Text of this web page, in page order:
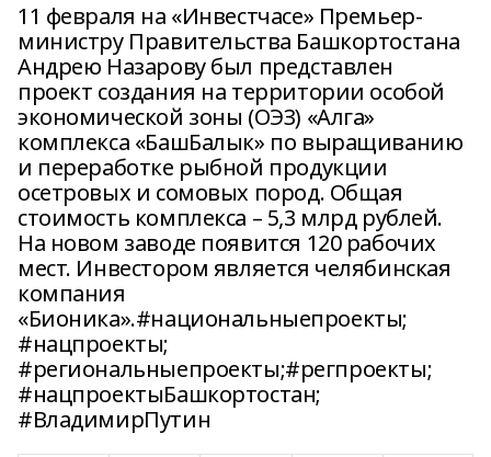
11 февраля на «Инвестчасе» Премьер-
министру Правительства Башкортостана
Андрею Назарову был представлен
проект создания на территории особой
экономической зоны (ОЭЗ) «Алга»
комплекса «БашБалык» по выращиванию
и переработке рыбной продукции
осетровых и сомовых пород. Общая
стоимость комплекса – 5,3 млрд рублей.
На новом заводе появится 120 рабочих
мест. Инвестором является челябинская
компания
«Бионика».#национальныепроекты;
#нацпроекты;
#региональныепроекты;#регпроекты;
#нацпроектыБашкортостан;
#ВладимирПутин